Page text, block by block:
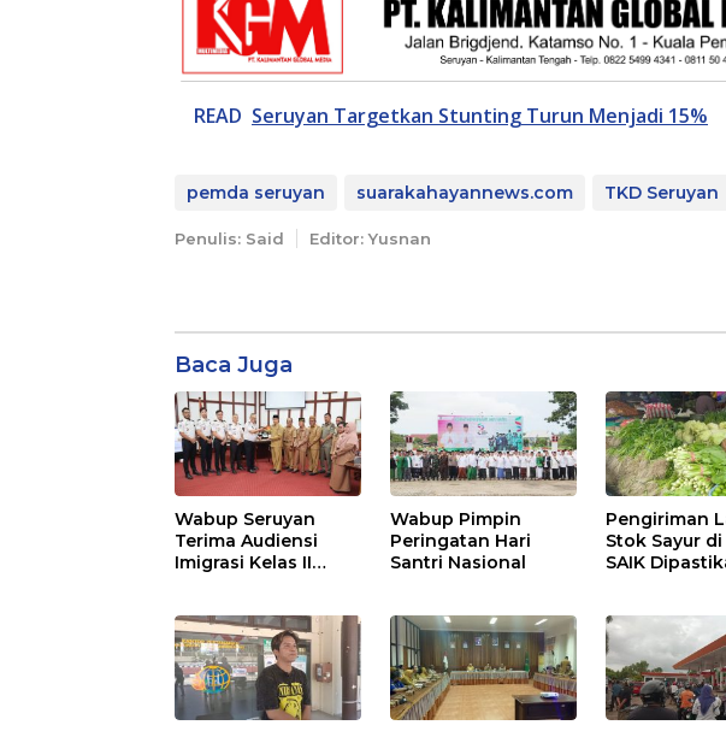
READ Seruyan Targetkan Stunting Turun Menjadi 15%
pemda seruyan suarakahayannews.com TKD Seruyan
Penulis: Said Editor: Yusnan
Baca Juga
Wabup Seruyan
Terima Audiensi
Imigrasi Kelas II
Wabup Pimpin
Peringatan Hari
Santri Nasional
Pengiriman
Stok Sayur
SAIK